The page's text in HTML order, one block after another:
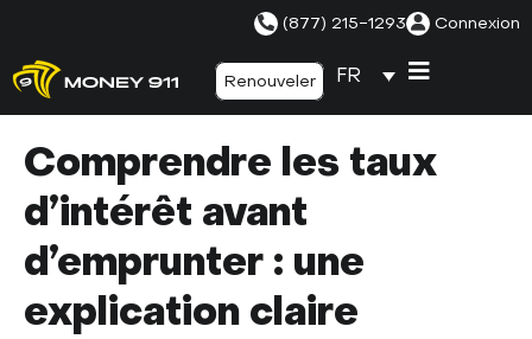
(877) 215-1293 Connexion
Renouveler FR
Comprendre les taux
d’intérêt avant
d’emprunter : une
explication claire